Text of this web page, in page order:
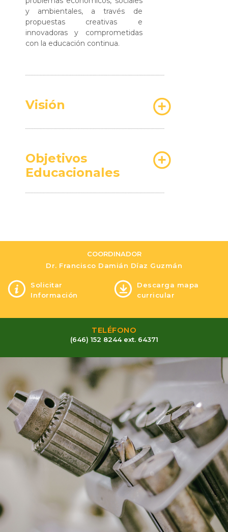
y ambientales, a través de
propuestas creativas e
innovadoras y comprometidas
con la educación continua.
Visión
Objetivos
Educacionales
COORDINADOR
Dr. Francisco Damián Díaz Guzmán
Solicitar
Información
Descarga mapa
curricular
TELÉFONO
(646) 152 8244 ext. 64371